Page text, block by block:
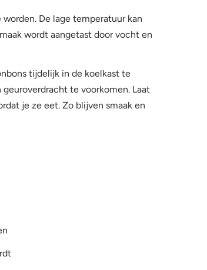
De lage temperatuur kan
wordt aangetast door vocht en
tijdelijk in de koelkast te
te voorkomen. Laat
je ze eet. Zo blijven smaak en